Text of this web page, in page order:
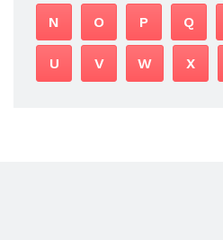
N O P Q
U V W X